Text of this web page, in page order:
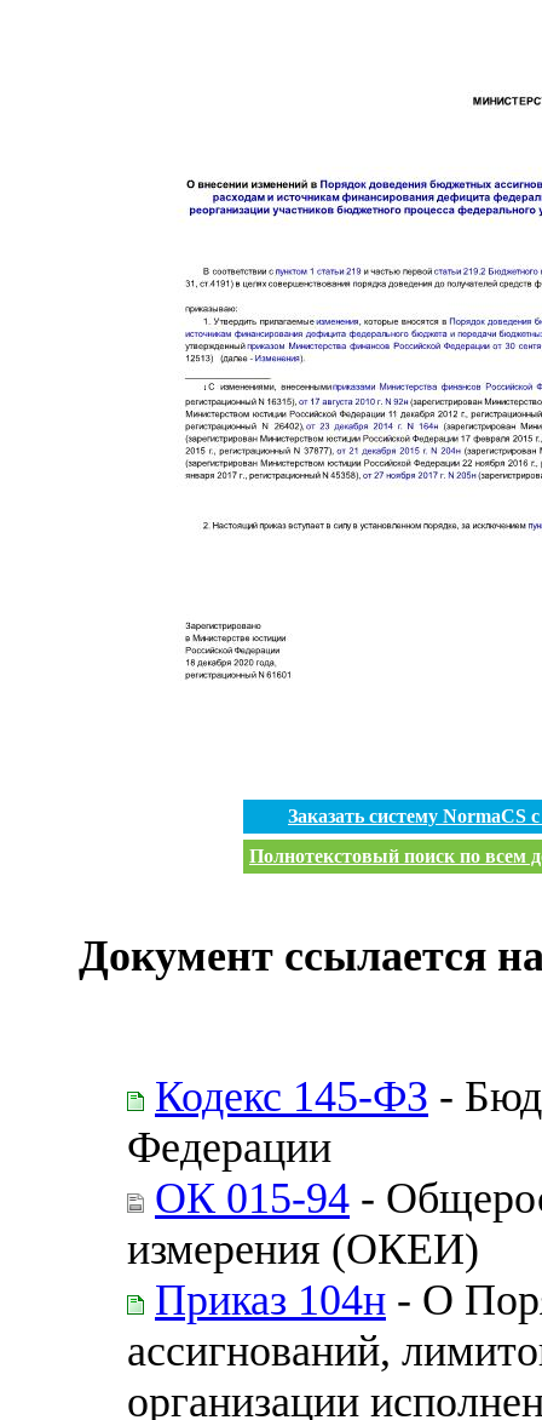
Заказать систему
Полнотекстовый поиск по всем
Документ ссылается
Кодекс 145-ФЗ -
Федерации
ОК 015-94 -
измерения (ОКЕИ)
Приказ 104н - О
ассигнований,
организации